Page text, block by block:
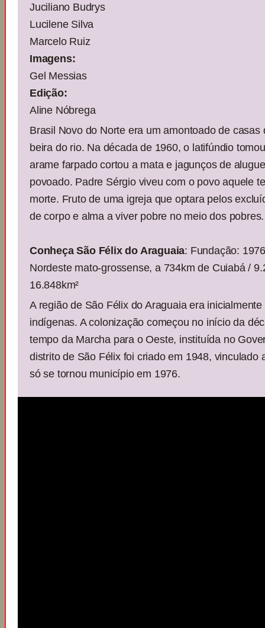
Juciliano Budrys
Lucilene Silva
Marcelo Ruiz
Imagens:
Gel Messias
Edição:
Aline Nóbrega
Brasil Novo do Norte era um amontoado de casas
beira do rio. Na década de 1960, o latifúndio
arame farpado cortou a mata e jagunços de
povoado. Padre Sérgio viveu com o povo aquele
morte. Fruto de uma igreja que optara pelos
de corpo e alma a viver pobre no meio dos pobres.
Conheça São Félix do Araguaia: Fundação:
Nordeste mato-grossense, a 734km de Cuiabá /
16.848km²
A região de São Félix do Araguaia era
indígenas. A colonização começou no início da
tempo da Marcha para o Oeste, instituída no
distrito de São Félix foi criado em 1948, vinculado
só se tornou município em 1976.